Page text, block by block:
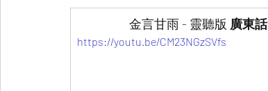
金言甘雨 - 靈聽版 廣東話
https://youtu.be/CM23NGzSVfs